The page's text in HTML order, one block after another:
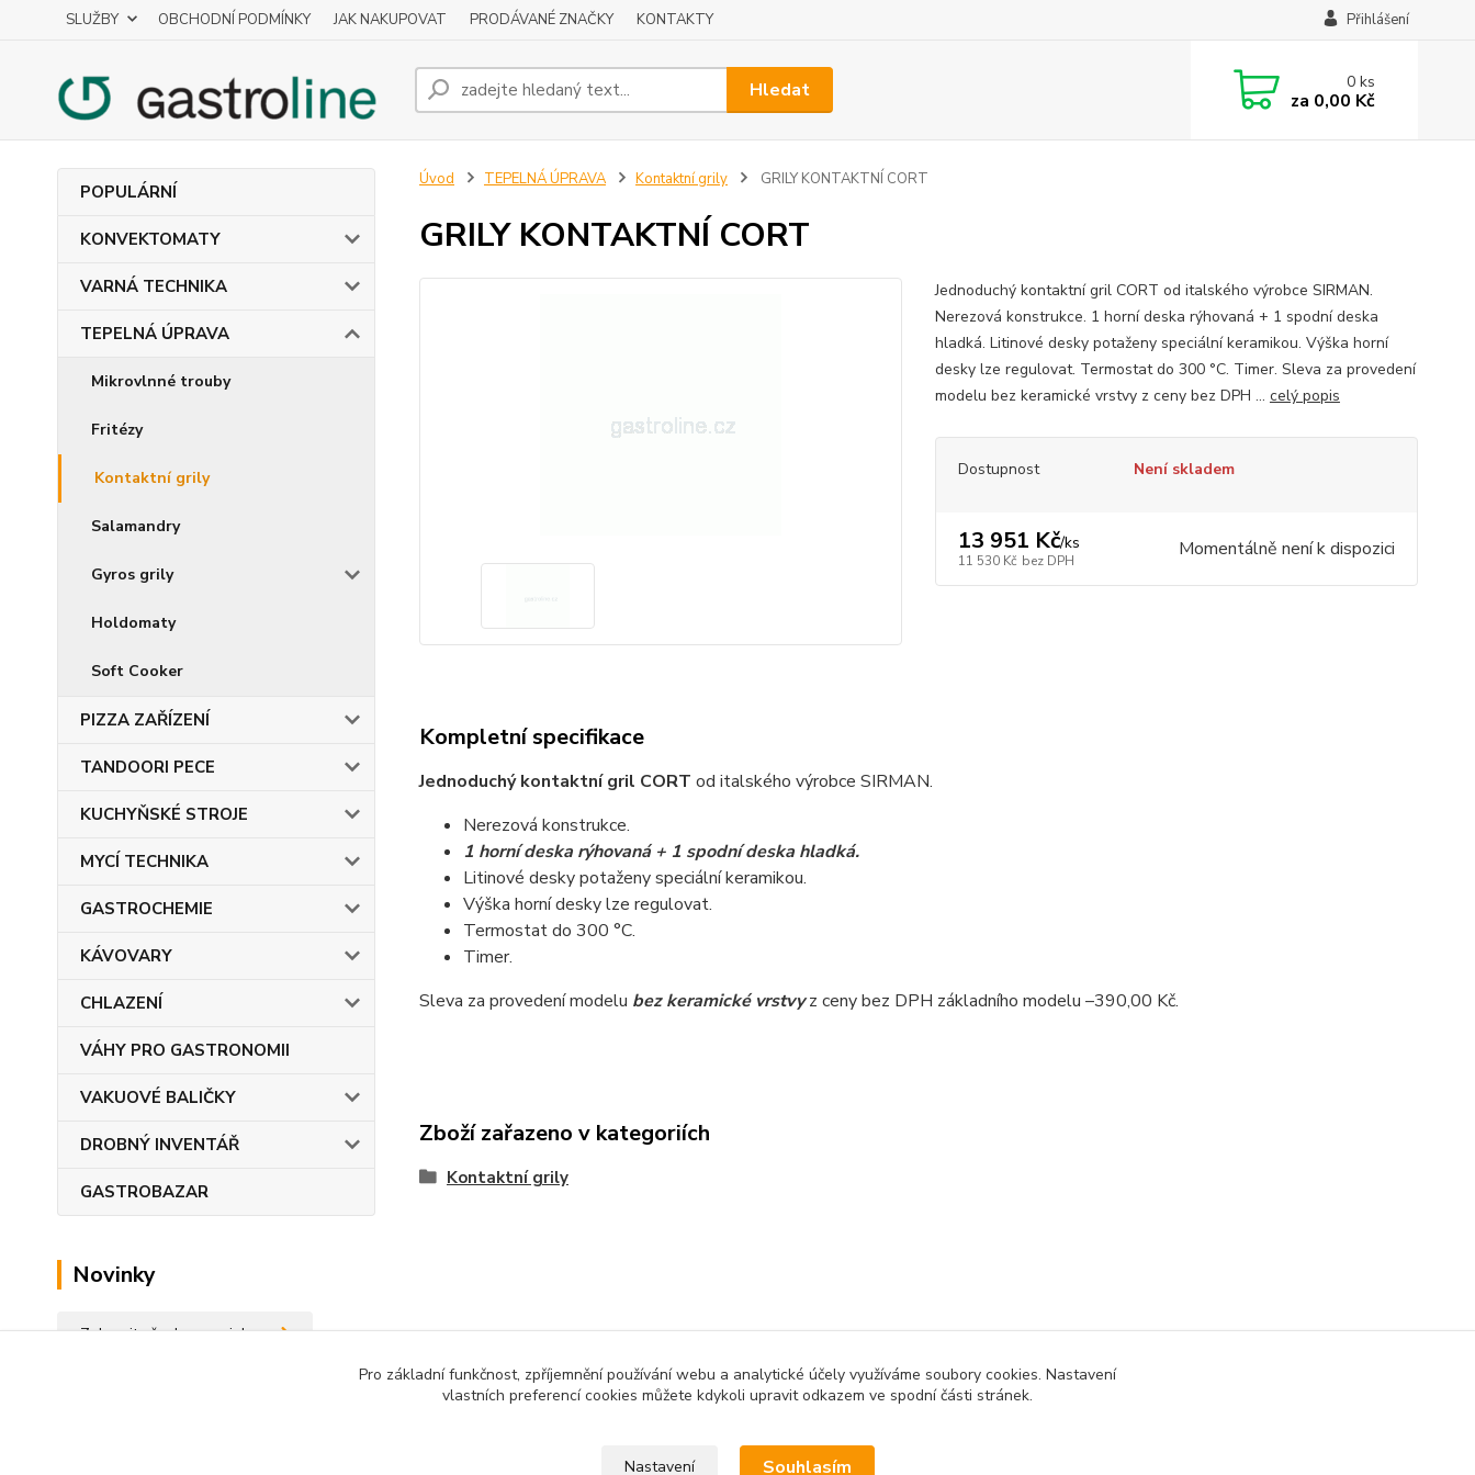
SLUŽBY OBCHODNÍ PODMÍNKY JAK NAKUPOVAT PRODÁVANÉ ZNAČKY KONTAKTY Přihlášení
Hledat 0ks
za 0,00 Kč
POPULÁRNÍ
KONVEKTOMATY
VARNÁ TECHNIKA
TEPELNÁ ÚPRAVA
Mikrovlnné trouby
Fritézy
Kontaktní grily
Salamandry
Gyros grily
Holdomaty
Soft Cooker
PIZZA ZAŘÍZENÍ
TANDOORI PECE
KUCHYŇSKÉ STROJE
MYCÍ TECHNIKA
GASTROCHEMIE
KÁVOVARY
CHLAZENÍ
VÁHY PRO GASTRONOMII
VAKUOVÉ BALIČKY
DROBNÝ INVENTÁŘ
GASTROBAZAR
Novinky
Zobrazit všechny novinky
Úvod TEPELNÁ ÚPRAVA Kontaktní grily GRILY KONTAKTNÍ CORT
GRILY KONTAKTNÍ CORT
Jednoduchý kontaktní gril CORT od italského výrobce SIRMAN.
Nerezová konstrukce. 1 horní deska rýhovaná + 1 spodní deska
hladká. Litinové desky potaženy speciální keramikou. Výška horní
desky lze regulovat. Termostat do 300 °C. Timer. Sleva za provedení
modelu bez keramické vrstvy z ceny bez DPH ... celý popis
Dostupnost Není skladem
13 951 Kč/ks
11 530 Kč bez DPH Momentálně není k dispozici
Kompletní specifikace
Jednoduchý kontaktní gril CORT od italského výrobce SIRMAN.
Nerezová konstrukce.
1 horní deska rýhovaná + 1 spodní deska hladká.
Litinové desky potaženy speciální keramikou.
Výška horní desky lze regulovat.
Termostat do 300 °C.
Timer.
Sleva za provedení modelu bez keramické vrstvyz ceny bez DPH základního modelu –390,00 Kč.
Zboží zařazeno v kategoriích
Kontaktní grily
Podle zákona o evidenci tržeb je prodávající povinen vystavit kupujícímu účtenku. Zároveň je povinen zaevidovat přijatou tržbu u správce daně online; v případě
Pro základní funkčnost, zpříjemnění používání webu a analytické účely využíváme soubory cookies. Nastavení
vlastních preferencí cookies můžete kdykoli upravit odkazem ve spodní části stránek.
Nastavení Souhlasím